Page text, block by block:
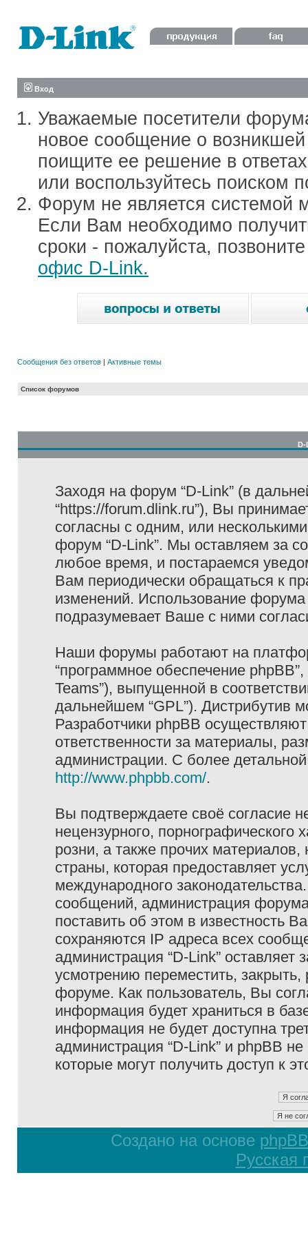
Вход
Уважаемые посетители
новое сообщение о
поищите ее решение в
или воспользуйтесь поиском
Форум не является системой
Если Вам необходимо
сроки - пожалуйста,
офис D-Link.
Сообщения без ответов | Активные темы
Список форумов
D-
Заходя на форум “D-Link” (в
“https://forum.dlink.ru”), Вы
согласны с одним, или
форум “D-Link”. Мы оставляем за
любое время, и постараемся
Вам периодически обращаться к
изменений. Использование
подразумевает Ваше с ними
Наши форумы работают на
“программное обеспечение
Teams”), выпущенной в
дальнейшем “GPL”). Дистрибутив
Разработчики phpBB
ответственности за материалы,
администрации. С более
http://www.phpbb.com/.
Вы подтверждаете своё согласие
нецензурного, порнографического
розни, а также прочих
страны, которая предоставляет
международного
сообщений, администрация
поставить об этом в известность
сохраняются IP адреса всех
администрация “D-Link”
усмотрению переместить,
форуме. Как пользователь, Вы
информация будет храниться в
информация не будет доступна
администрация “D-Link” и phpBB
которые могут получить доступ к
Создано на основе phpBB
Русская